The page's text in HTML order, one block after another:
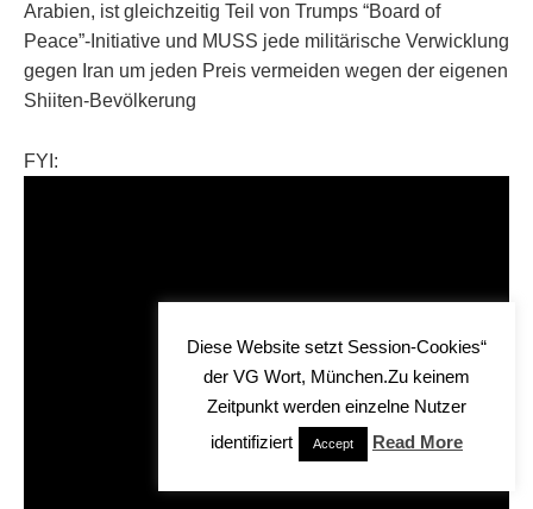
Arabien, ist gleichzeitig Teil von Trumps “Board of
Peace”-Initiative und MUSS jede militärische Verwicklung
gegen Iran um jeden Preis vermeiden wegen der eigenen
Shiiten-Bevölkerung
FYI:
Diese Website setzt Session-Cookies“
der VG Wort, München.Zu keinem
Zeitpunkt werden einzelne Nutzer
identifiziert
Accept Read More